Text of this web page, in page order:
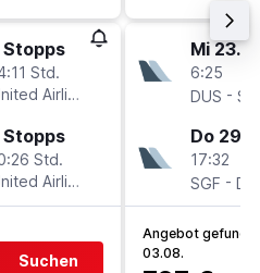
Stopps
Std.
Airlines
Stopps
Std.
Airlines
Suchen
Mi 23.9.
6:25
DUS -
Do
17:32
SGF -
Angebot
03.08.